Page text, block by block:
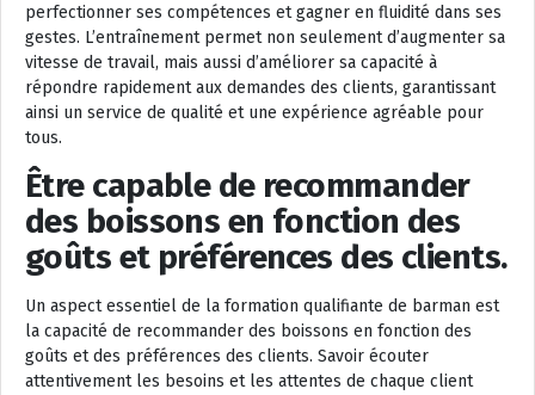
perfectionner ses compétences et gagner en fluidité dans ses
gestes. L’entraînement permet non seulement d’augmenter sa
vitesse de travail, mais aussi d’améliorer sa capacité à
répondre rapidement aux demandes des clients, garantissant
ainsi un service de qualité et une expérience agréable pour
tous.
Être capable de recommander
des boissons en fonction des
goûts et préférences des clients.
Un aspect essentiel de la formation qualifiante de barman est
la capacité de recommander des boissons en fonction des
goûts et des préférences des clients. Savoir écouter
attentivement les besoins et les attentes de chaque client